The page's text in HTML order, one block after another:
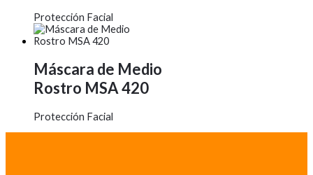
Protección Facial
Máscara de Medio
Rostro MSA 420
Protección Facial